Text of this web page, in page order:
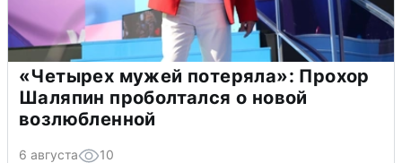
«Четырех мужей потеряла»: Прохор
Шаляпин проболтался о новой
возлюбленной
6 августа 10